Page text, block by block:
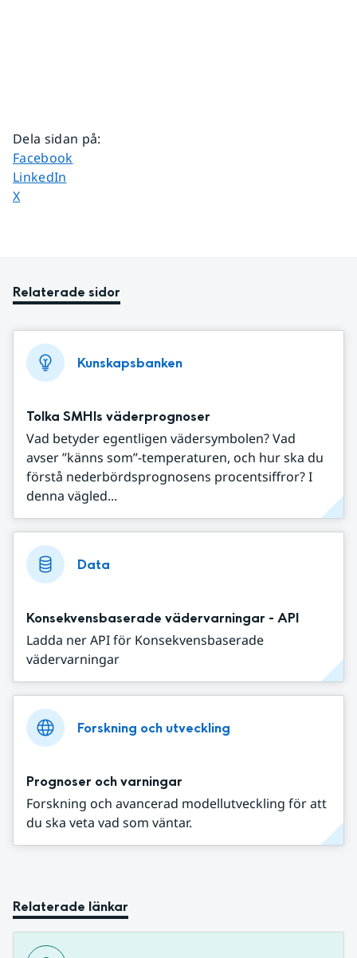
Dela sidan på:
Dela sidan på
Facebook
Dela sidan på
LinkedIn
Dela sidan på
X
Relaterade sidor
Kunskapsbanken
Tolka SMHIs väderprognoser
Vad betyder egentligen vädersymbolen? Vad
avser ”känns som”-temperaturen, och hur ska du
förstå nederbördsprognosens procentsiffror? I
denna vägled...
Data
Konsekvensbaserade vädervarningar - API
Ladda ner API för Konsekvensbaserade
vädervarningar
Forskning och utveckling
Prognoser och varningar
Forskning och avancerad modellutveckling för att
du ska veta vad som väntar.
Relaterade länkar